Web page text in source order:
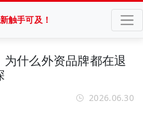
触手可及！
什么外资品牌都在退
2026.06.30